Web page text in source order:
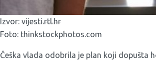
Izvor: vijesti.rtl.hr
Foto: thinkstockphotos.com
Češka vlada odobrila je plan koji dopušta